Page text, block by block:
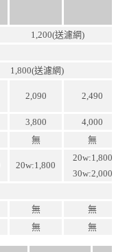
1,200(送濾網)
1,800(送濾網)
2,090 2,490
3,800
4,000
無 無
20w:1,800
20w:1,800
30w:2,000
無
無
無 無